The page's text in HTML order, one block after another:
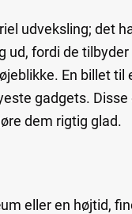
udveksling; det
ud, fordi de
En billet
gadgets.
dem rigtig glad.
eller en højtid,